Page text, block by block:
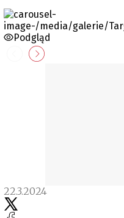
Podgląd
22.3.2024